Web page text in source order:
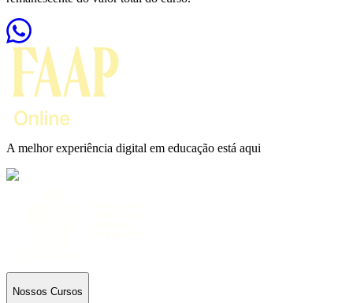
A melhor experiência digital em educação está aqui
Nossos Cursos